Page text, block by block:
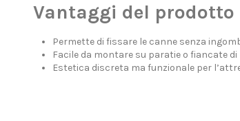
Vantaggi del prodotto
Permette di fissare le canne senza
Facile da montare su paratie o fiancate
Estetica discreta ma funzionale per